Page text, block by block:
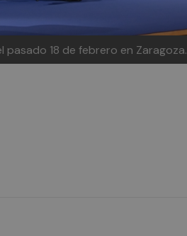
pasado 18 de febrero en Zaragoza.